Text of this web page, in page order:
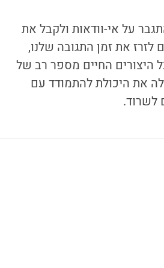
על אי-וודאות ולקבל את
לזרז את זמן התגובה שלנו,
היצורים החיים מספר רב של
את היכולת להתמודד עם
לשרוד.